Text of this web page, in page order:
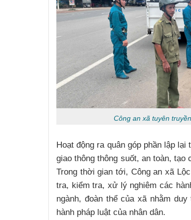
Công an xã tuyên
Hoạt động ra quân góp phần lập
giao thông thông suốt, an toàn, tạo
Trong thời gian tới, Công an xã
tra, kiểm tra, xử lý nghiêm các
ngành, đoàn thể của xã nhằm
hành pháp luật của nhân dân.